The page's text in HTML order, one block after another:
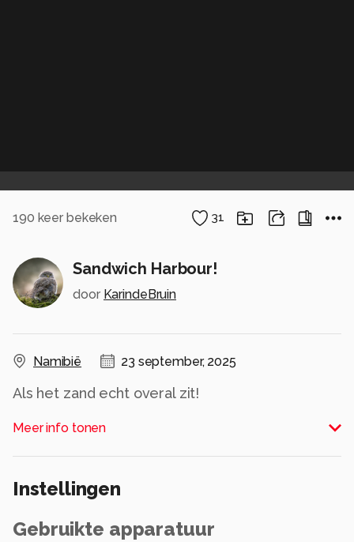
190 keer bekeken 31
Sandwich Harbour!
door KarindeBruin
Namibië 23 september, 2025
Als het zand echt overal zit!
Alle rechten voorbehouden
Meer info tonen
Instellingen
Gebruikte apparatuur